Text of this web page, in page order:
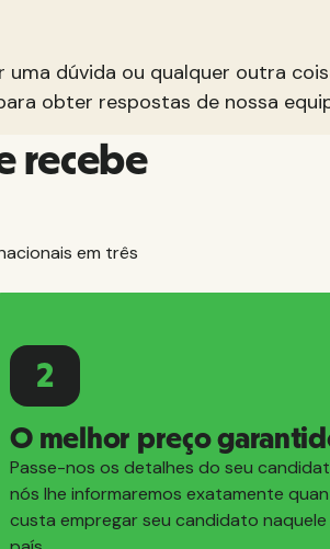
dúvida ou qualquer outra
obter respostas de nossa
recebe
em três
2
O melhor preço
Passe-nos os detalhes do seu
nós lhe informaremos exatamente
custa empregar seu candidato naquele